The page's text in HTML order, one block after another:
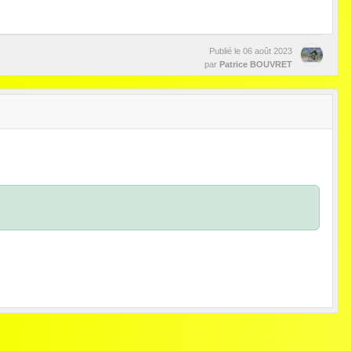
Publié le 06 août 2023
par Patrice BOUVRET